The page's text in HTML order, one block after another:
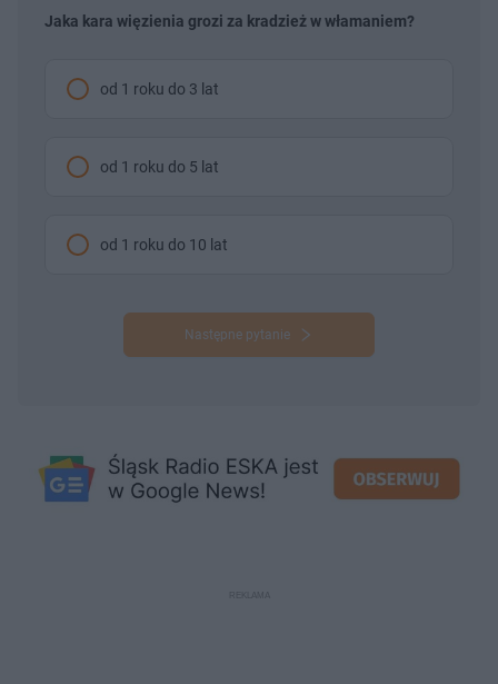
Jaka kara więzienia grozi za kradzież w włamaniem?
od 1 roku do 3 lat
od 1 roku do 5 lat
od 1 roku do 10 lat
Następne pytanie